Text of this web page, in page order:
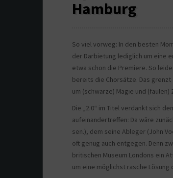
Hamburg
So viel vorweg: In den besten
der Darbietung lediglich um eine
etwa schon die Premiere. So
bereits die Chorsätze. Das
um (schwarze) Magie und (faulen)
Die „2.0“ im Titel verdankt sich
aufeinandertreffen: Da wäre
sen.), dem seine Ableger (John
oft genug auch entgegen. Denn
britischen Museum Londons ein
um eine möglichst rasche Lösung